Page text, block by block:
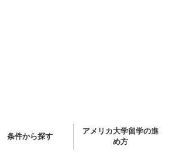
条件から探す
アメリカ大学留学の進
め方